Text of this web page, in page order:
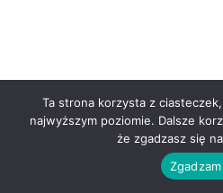
Ta strona korzysta z
najwyższym poziomie. Dalsze
że zgadzasz się